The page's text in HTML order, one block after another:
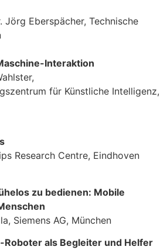
Jörg Eberspächer, Technische
Interaktion
für Künstliche Intelligenz,
Research Centre, Eindhoven
zu bedienen: Mobile
Siemens AG, München
Roboter als Begleiter und Helfer